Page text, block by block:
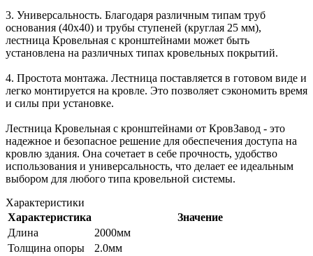
3. Универсальность. Благодаря различным типам труб
основания (40х40) и трубы ступеней (круглая 25 мм),
лестница Кровельная с кронштейнами может быть
установлена на различных типах кровельных покрытий.
4. Простота монтажа. Лестница поставляется в готовом виде и
легко монтируется на кровле. Это позволяет сэкономить время
и силы при установке.
Лестница Кровельная с кронштейнами от КровЗавод - это
надежное и безопасное решение для обеспечения доступа на
кровлю здания. Она сочетает в себе прочность, удобство
использования и универсальность, что делает ее идеальным
выбором для любого типа кровельной системы.
Характеристики
Характеристика
Значение
Длина
2000мм
Толщина опоры
2.0мм